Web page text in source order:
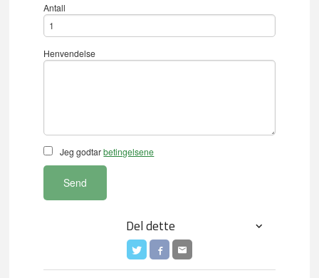
Antall
Henvendelse
Jeg godtarbetingelsene
Send
Del dette